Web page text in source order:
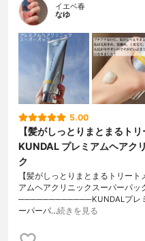
イエベ春
なゆ
5.00
【髪がしっとりまとまるトリ
KUNDAL プレミアムヘアク
ク
【髪がしっとりまとまるトリート
アムヘアクリニックスーパーパッ
────────────KUNDALプレミ
ーパーパ…続きを見る